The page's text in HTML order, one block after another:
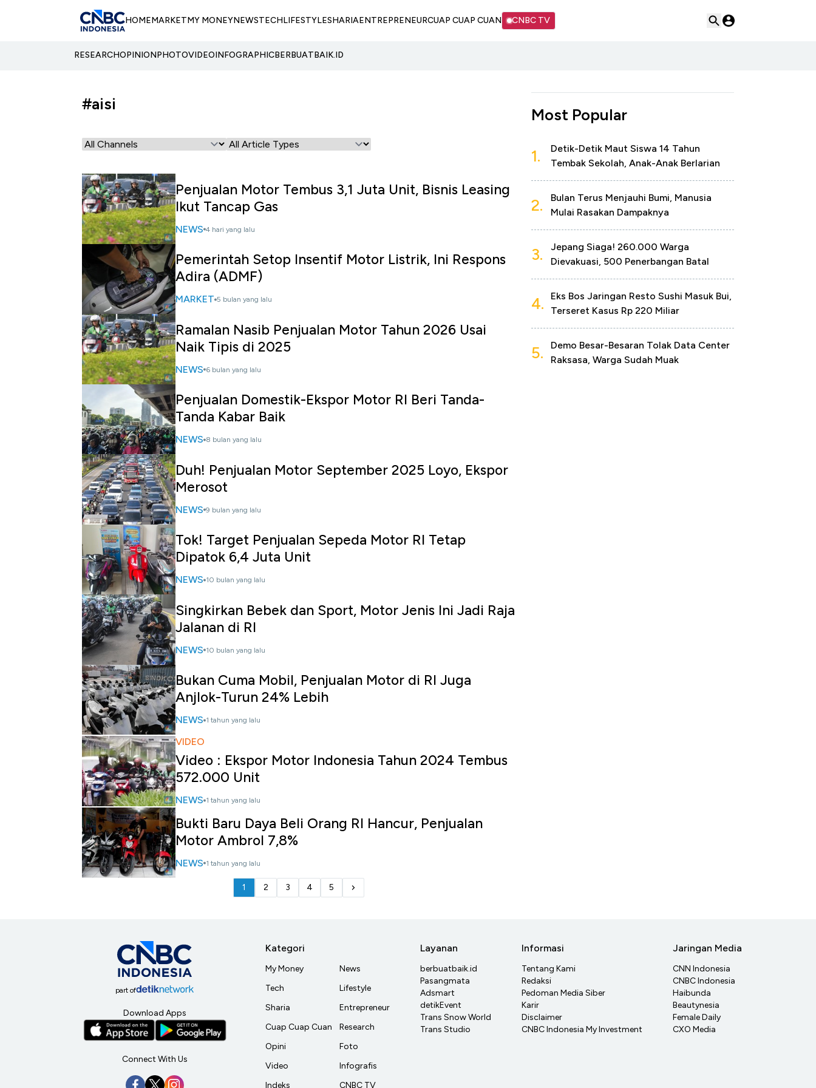
HOMEMARKETMY MONEYNEWSTECHLIFESTYLESHARIAENTREPRENEURCUAP CUAP CUAN CNBC TV
RESEARCHOPINIONPHOTOVIDEOINFOGRAPHICBERBUATBAIK.ID
#aisi
Penjualan Motor Tembus 3,1 Juta Unit, Bisnis Leasing
Ikut Tancap Gas
NEWS 4 hari yang lalu
Pemerintah Setop Insentif Motor Listrik, Ini Respons
Adira (ADMF)
MARKET 5 bulan yang lalu
Ramalan Nasib Penjualan Motor Tahun 2026 Usai
Naik Tipis di 2025
NEWS 6 bulan yang lalu
Penjualan Domestik-Ekspor Motor RI Beri Tanda-
Tanda Kabar Baik
NEWS 8 bulan yang lalu
Duh! Penjualan Motor September 2025 Loyo, Ekspor
Merosot
NEWS 9 bulan yang lalu
Tok! Target Penjualan Sepeda Motor RI Tetap
Dipatok 6,4 Juta Unit
NEWS 10 bulan yang lalu
Singkirkan Bebek dan Sport, Motor Jenis Ini Jadi Raja
Jalanan di RI
NEWS 10 bulan yang lalu
Bukan Cuma Mobil, Penjualan Motor di RI Juga
Anjlok-Turun 24% Lebih
NEWS 1 tahun yang lalu
VIDEO
Video : Ekspor Motor Indonesia Tahun 2024 Tembus
572.000 Unit
NEWS 1 tahun yang lalu
Bukti Baru Daya Beli Orang RI Hancur, Penjualan
Motor Ambrol 7,8%
NEWS 1 tahun yang lalu
1 2 3 4 5
Most Popular
1.
Detik-Detik Maut Siswa 14 Tahun
Tembak Sekolah, Anak-Anak Berlarian
2.
Bulan Terus Menjauhi Bumi, Manusia
Mulai Rasakan Dampaknya
3.
Jepang Siaga! 260.000 Warga
Dievakuasi, 500 Penerbangan Batal
4.
Eks Bos Jaringan Resto Sushi Masuk Bui,
Terseret Kasus Rp 220 Miliar
5.
Demo Besar-Besaran Tolak Data Center
Raksasa, Warga Sudah Muak
part of
Download Apps
Connect With Us
Kategori
My Money
Tech
Sharia
Cuap Cuap Cuan
Opini
Video
Indeks
News
Lifestyle
Entrepreneur
Research
Foto
Infografis
CNBC TV
Layanan
berbuatbaik.id
Pasangmata
Adsmart
detikEvent
Trans Snow World
Trans Studio
Informasi
Tentang Kami
Redaksi
Pedoman Media Siber
Karir
Disclaimer
CNBC Indonesia My Investment
Jaringan Media
CNN Indonesia
CNBC Indonesia
Haibunda
Beautynesia
Female Daily
CXO Media